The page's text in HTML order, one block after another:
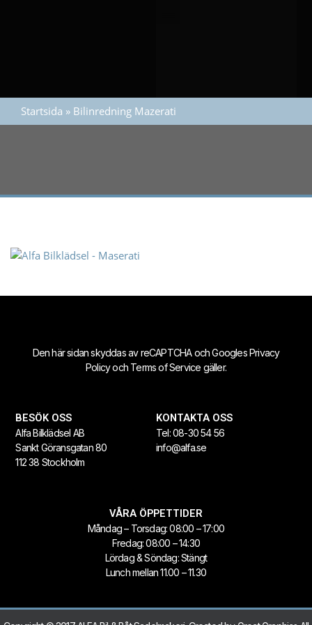
Startsida » Bilinredning Mazerati
Den här sidan skyddas av reCAPTCHA och GooglesPrivacy
Policyoch Terms of Service gäller.
BESÖK OSS
Alfa Bilklädsel AB
Sankt Göransgatan 80
112 38 Stockholm
KONTAKTA OSS
Tel:08-30 54 56
info@alfa.se
VÅRA ÖPPETTIDER
Måndag – Torsdag: 08:00 – 17:00
Fredag: 08:00 – 14:30
Lördag & Söndag: Stängt
Lunch mellan 11.00 – 11.30